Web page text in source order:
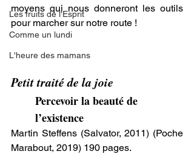
Les fruits de l'Esprit
Comme un lundi
L'heure des mamans
moyens qui nous donneront les outils
pour marcher sur notre route !
Petit traité de la joie
Percevoir la beauté de
l’existence
Martin Steffens (Salvator, 2011) (Poche
Marabout, 2019) 190 pages.